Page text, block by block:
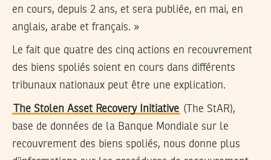
en cours, depuis 2 ans, et sera publiée, en mai, en
anglais, arabe et français. »
Le fait que quatre des cinq actions en recouvrement
des biens spoliés soient en cours dans différents
tribunaux nationaux peut être une explication.
The Stolen Asset Recovery Initiative (The StAR),
base de données de la Banque Mondiale sur le
recouvrement des biens spoliés, nous donne plus